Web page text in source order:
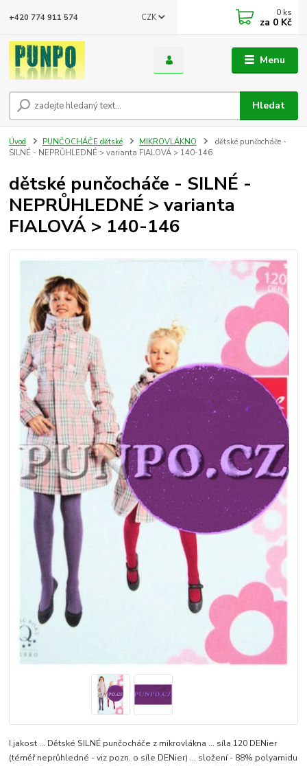
Menu
CZK
Hledat
+420 774 911 574 0 ks
za 0 Kč
Úvod PUNČOCHÁČE dětské MIKROVLÁKNO
dětské punčocháče -
SILNÉ - NEPRŮHLEDNÉ > varianta FIALOVÁ > 140-146
dětské punčocháče - SILNÉ -
NEPRŮHLEDNÉ > varianta
FIALOVÁ > 140-146
I.jakost ... Dětské SILNÉ punčocháče z mikrovlákna ... síla 120 DENier
(téměř neprůhledné - viz pozn. o síle DENier) ... složení - 88% polyamidu